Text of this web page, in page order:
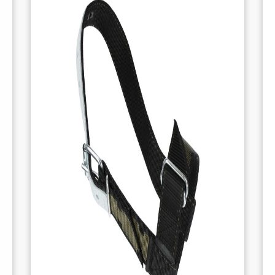
Tranquillité d’esprit pour les éleveurs
Avec le manteau, plus besoin de s’inquiéter
pour vos veaux nouveau-nés lorsque les
températures chutent. Elle assure leur bien-
être tout en vous offrant la tranquillité
d’esprit, sachant qu’ils sont protégés contre le
FONCTIONNALITÉS SUPPLÉMENTAIRES
Usage prolongé et adaptabilité
En général, les veaux portent cette couverture
jusqu’à 3 à 4 semaines, voire plus longtemps
si nécessaire. Son design est conçu pour
s’adapter aux besoins de chaque veau, offrant
une protection continue tant que les